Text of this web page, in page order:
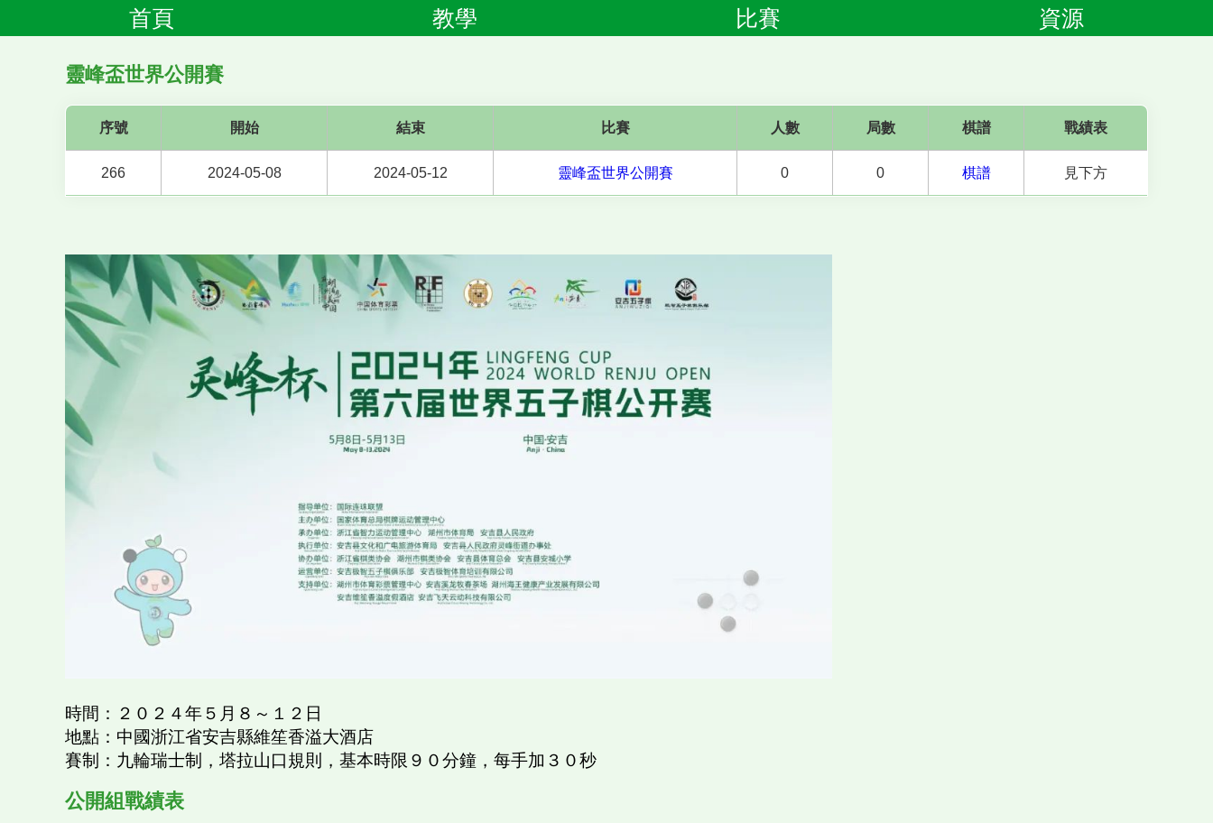
首頁 教學 比賽 資源
靈峰盃世界公開賽
序號 開始 結束 比賽 人數 局數 棋譜 戰績表
266 2024-05-08 2024-05-12 靈峰盃世界公開賽 0 0 棋譜 見下方
時間：２０２４年５月８～１２日
地點：中國浙江省安吉縣維笙香溢大酒店
賽制：九輪瑞士制，塔拉山口規則，基本時限９０分鐘，每手加３０秒
公開組戰績表